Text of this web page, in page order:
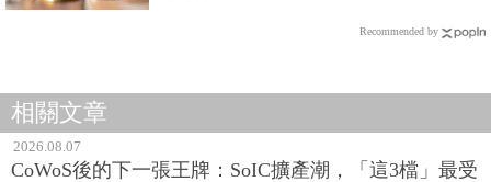
Recommended by
相關文章
2026.08.07
CoWoS後的下一張王牌：SoIC擴產潮，「這3檔」最受